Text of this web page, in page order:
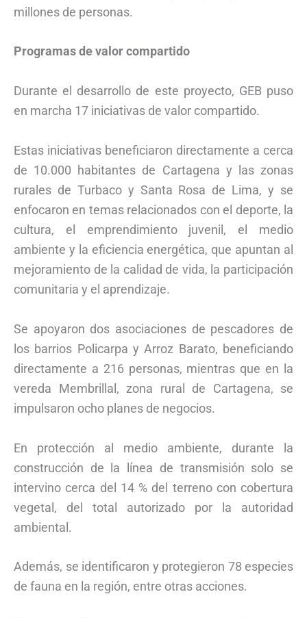
millones de personas.
Programas de valor compartido
Durante el desarrollo de este proyecto, GEB puso
en marcha 17 iniciativas de valor compartido.
Estas iniciativas beneficiaron directamente a cerca
de 10.000 habitantes de Cartagena y las zonas
rurales de Turbaco y Santa Rosa de Lima, y se
enfocaron en temas relacionados con el deporte, la
cultura, el emprendimiento juvenil, el medio
ambiente y la eficiencia energética, que apuntan al
mejoramiento de la calidad de vida, la participación
comunitaria y el aprendizaje.
Se apoyaron dos asociaciones de pescadores de
los barrios Policarpa y Arroz Barato, beneficiando
directamente a 216 personas, mientras que en la
vereda Membrillal, zona rural de Cartagena, se
impulsaron ocho planes de negocios.
En protección al medio ambiente, durante la
construcción de la línea de transmisión solo se
intervino cerca del 14 % del terreno con cobertura
vegetal, del total autorizado por la autoridad
ambiental.
Además, se identificaron y protegieron 78 especies
de fauna en la región, entre otras acciones.